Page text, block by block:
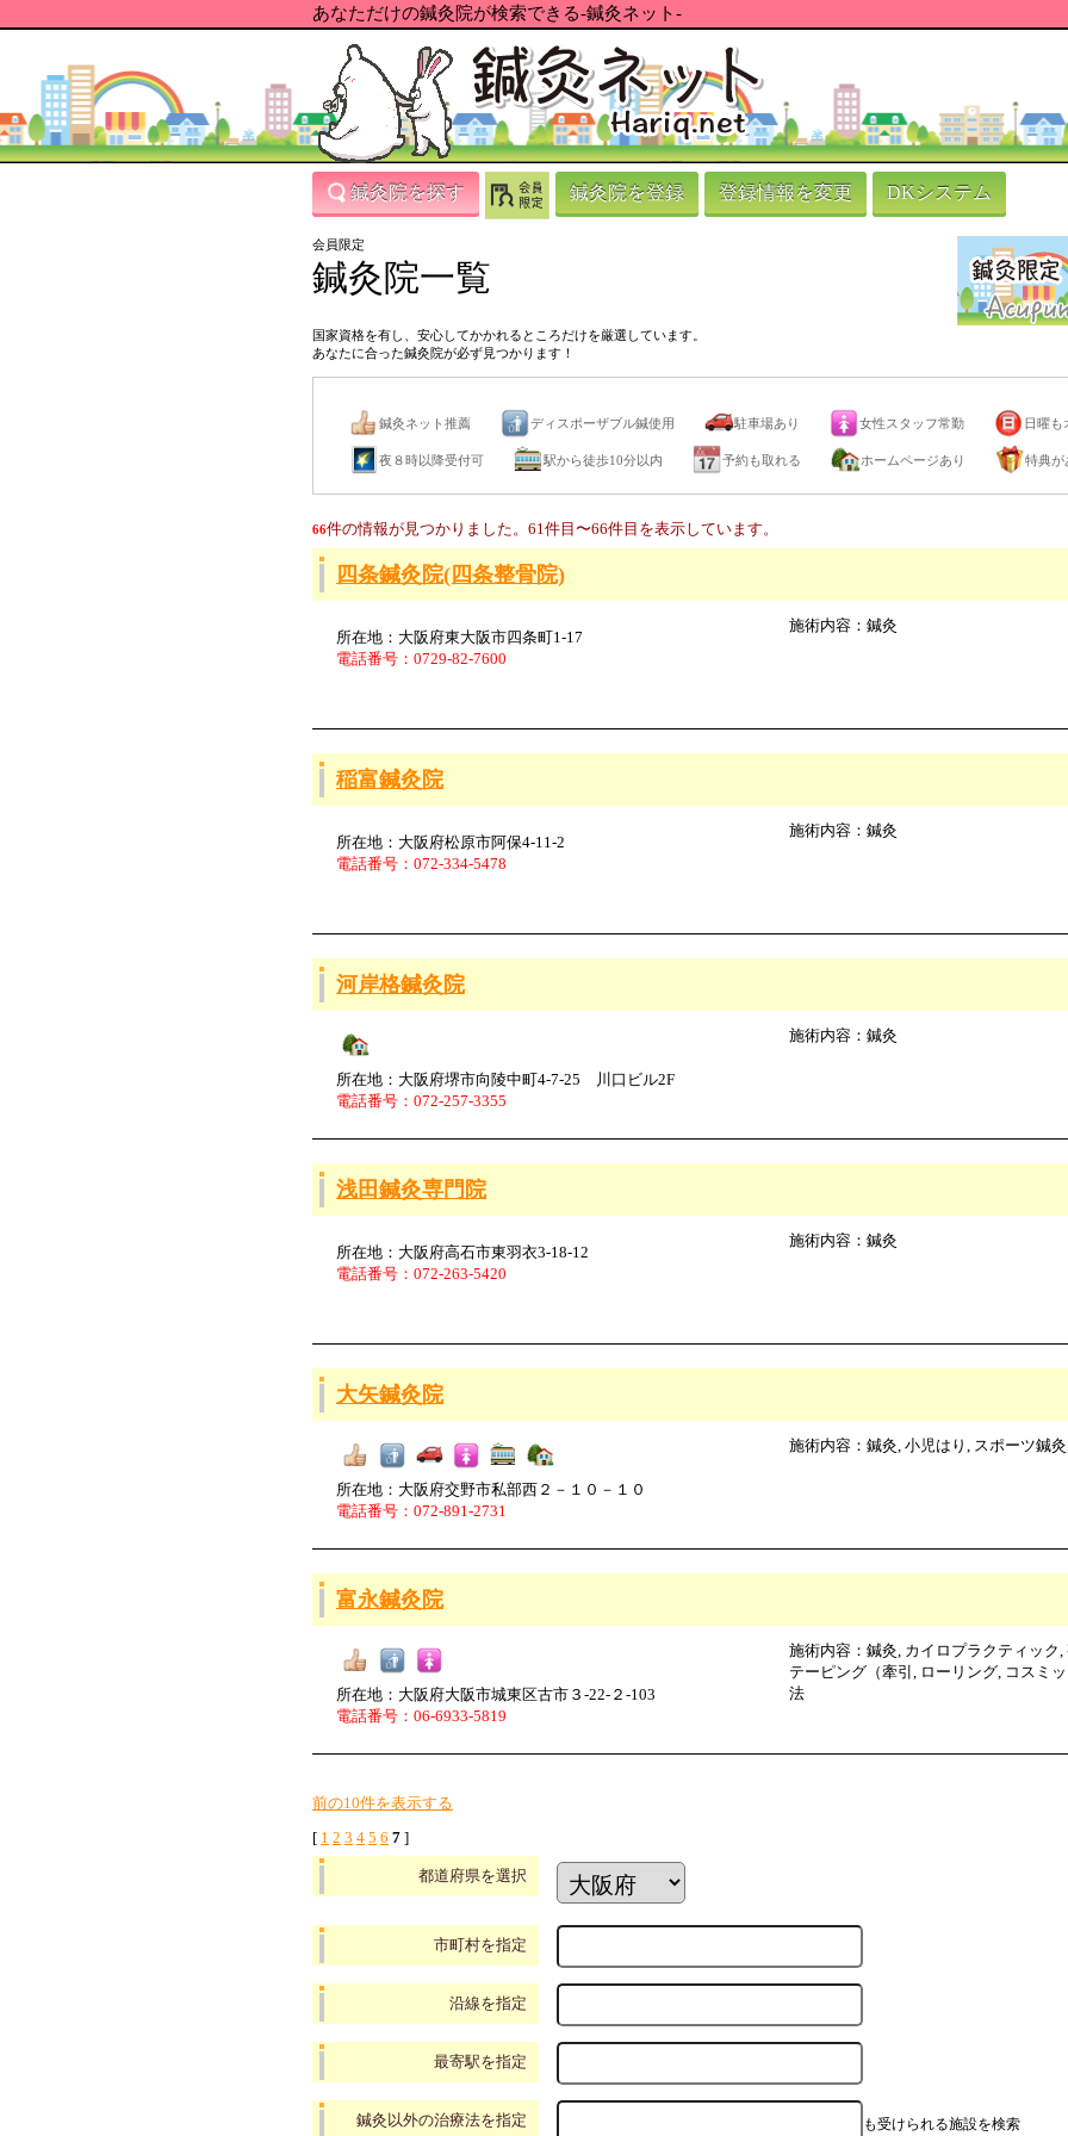
あなただけの鍼灸院が検索できる-鍼灸ネット-
鍼灸院を探す 鍼灸院を登録 登録情報を変更 DKシステム
会員限定
鍼灸院一覧
国家資格を有し、安心してかかれるところだけを厳選しています。
あなたに合った鍼灸院が必ず見つかります！
鍼灸ネット推薦 ディスポーザブル鍼使用 駐車場あり 女性スタッフ常勤 日曜も
夜８時以降受付可 駅から徒歩10分以内 予約も取れる ホームページあり 特典が
66件の情報が見つかりました。61件目〜66件目を表示しています。
四条鍼灸院(四条整骨院)
所在地：大阪府東大阪市四条町1-17
電話番号：0729-82-7600
施術内容：鍼灸
稲富鍼灸院
所在地：大阪府松原市阿保4-11-2
電話番号：072-334-5478
施術内容：鍼灸
河岸格鍼灸院
所在地：大阪府堺市向陵中町4-7-25 川口ビル2F
電話番号：072-257-3355
施術内容：鍼灸
浅田鍼灸専門院
所在地：大阪府高石市東羽衣3-18-12
電話番号：072-263-5420
施術内容：鍼灸
大矢鍼灸院
所在地：大阪府交野市私部西２－１０－１０
電話番号：072-891-2731
施術内容：鍼灸, 小児はり, スポーツ鍼
富永鍼灸院
所在地：大阪府大阪市城東区古市３-22-２-103
電話番号：06-6933-5819
施術内容：鍼灸, カイロプラクティック,
テーピング（牽引, ローリング, コスミ
法
前の10件を表示する
[ 1 2 3 4 5 6 7 ]
都道府県を選択
市町村を指定
沿線を指定
最寄駅を指定
鍼灸以外の治療法を指定 も受けられる施設を検索